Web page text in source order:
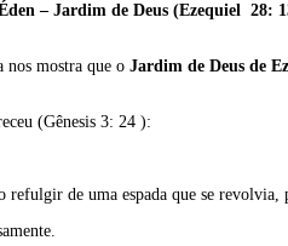
– Jardim de Deus (Ezequiel 28:
nos mostra que o Jardim de Deus de
(Gênesis 3: 24 ):
de uma espada que se revolvia,